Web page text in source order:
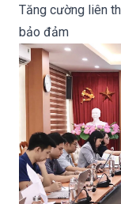
Tăng cường liên
bảo đảm